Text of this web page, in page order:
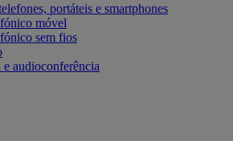
portáteis e smartphones
móvel
sem fios
audioconferência